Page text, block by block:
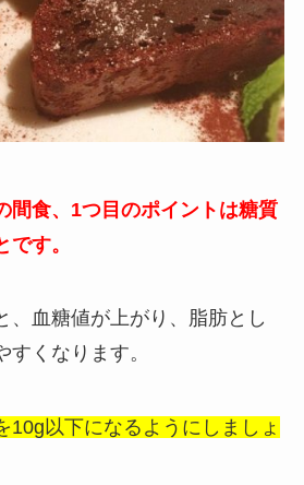
食、 1つ目のポイントは糖質
す。
、血糖値が上がり、脂肪とし
くなります。
10g以下になるようにしましょ